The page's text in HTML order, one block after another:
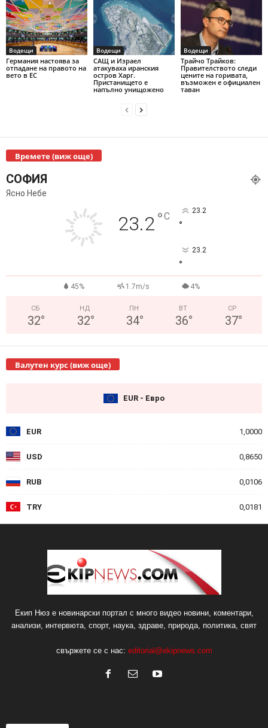
Водещи
Германия настоява за
отпадане на правото на
вето в ЕС
Водещи
САЩ и Израел
атакуваха иранския
остров Харг.
Пристанището е
напълно унищожено
Водещи
Трайчо Трайков:
Правителството следи
цените на горивата,
възможен е официален
таван
Времете (виж още)
СОФИЯ
Ясно Небе
23.2°C 23.2
°
23.2
°
45% 1.7m/s 4%
СБ
32°
НД
32°
ПН
34°
ВТ
36°
СР
37°
Валутен курс (виж още)
EUR - Евро
EUR 1,0000
USD 0,8650
RUB 0,0106
TRY 0,0181
Екип Нюз е новинарски портал с много видео новини, коментари,
анализи, интервюта, спорт, наука, здраве, природа, политика, свят
свържете се с нас: editorial@ekipnews.com